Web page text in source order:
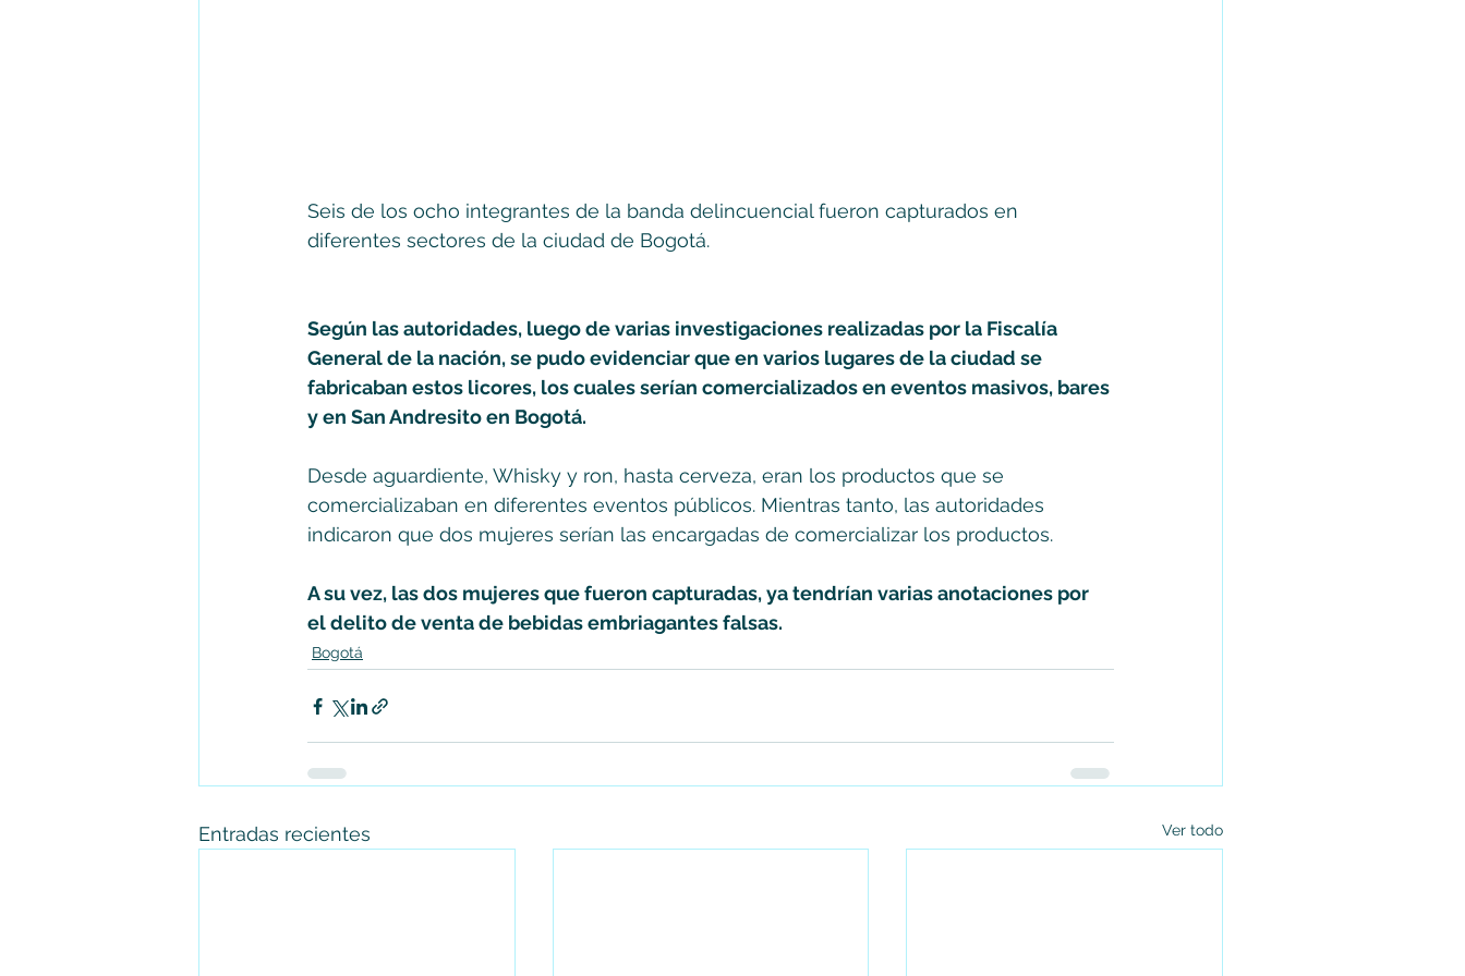
Seis de los ocho integrantes de la banda delincuencial fueron capturados en
diferentes sectores de la ciudad de Bogotá.
Según las autoridades, luego de varias investigaciones realizadas por la Fiscalía
General de la nación, se pudo evidenciar que en varios lugares de la ciudad se
fabricaban estos licores, los cuales serían comercializados en eventos masivos, bares
y en San Andresito en Bogotá.
Desde aguardiente, Whisky y ron, hasta cerveza, eran los productos que se
comercializaban en diferentes eventos públicos. Mientras tanto, las autoridades
indicaron que dos mujeres serían las encargadas de comercializar los productos.
A su vez, las dos mujeres que fueron capturadas, ya tendrían varias anotaciones por
el delito de venta de bebidas embriagantes falsas.
Bogotá
Entradas recientes Ver todo